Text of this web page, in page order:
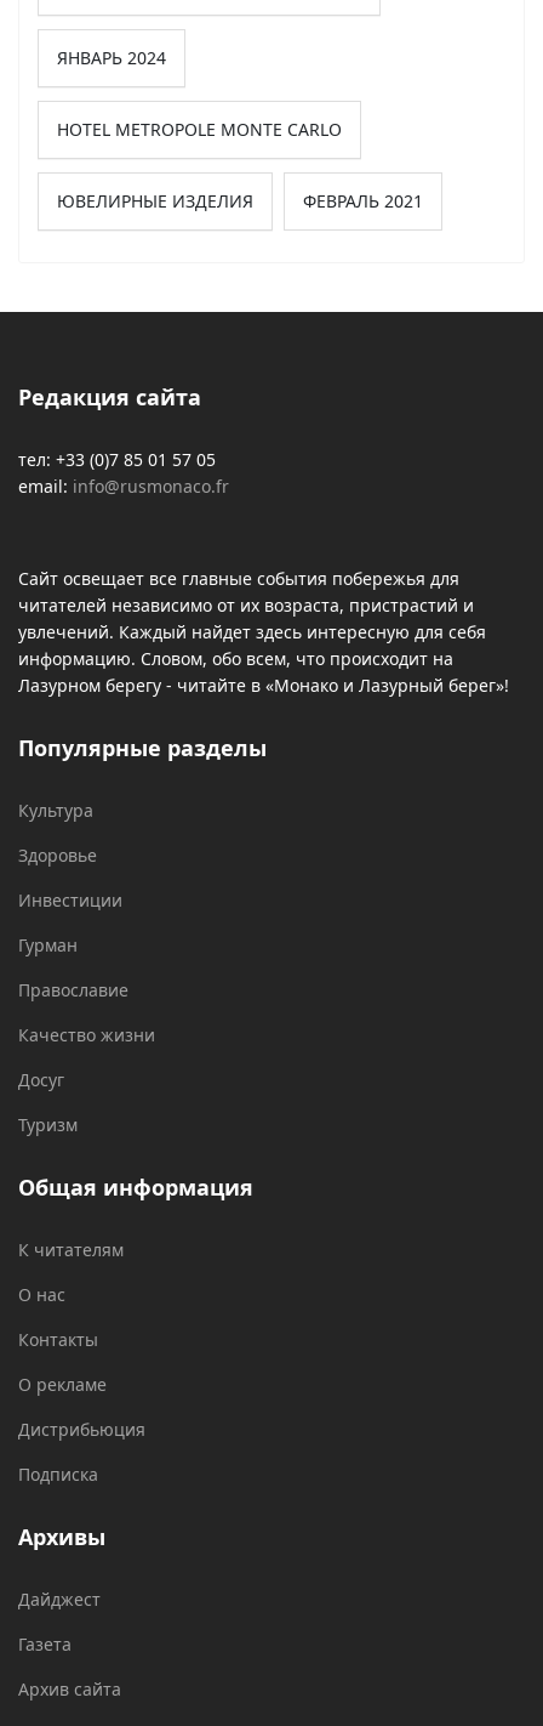
ЯНВАРЬ 2024
HOTEL METROPOLE MONTE CARLO
ЮВЕЛИРНЫЕ ИЗДЕЛИЯ ФЕВРАЛЬ 2021
Редакция сайта
тел: +33 (0)7 85 01 57 05
email: info@rusmonaco.fr
Сайт освещает все главные события побережья для
читателей независимо от их возраста, пристрастий и
увлечений. Каждый найдет здесь интересную для себя
информацию. Словом, обо всем, что происходит на
Лазурном берегу - читайте в «Монако и Лазурный берег»!
Популярные разделы
Культура
Здоровье
Инвестиции
Гурман
Православие
Качество жизни
Досуг
Туризм
Общая информация
К читателям
О нас
Контакты
О рекламе
Дистрибьюция
Подписка
Архивы
Дайджест
Газета
Архив сайта